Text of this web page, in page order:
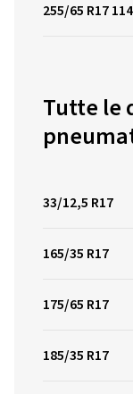
255/65 R17
Tutte le
33/12,5 R17
165/35 R17
175/65 R17
185/35 R17